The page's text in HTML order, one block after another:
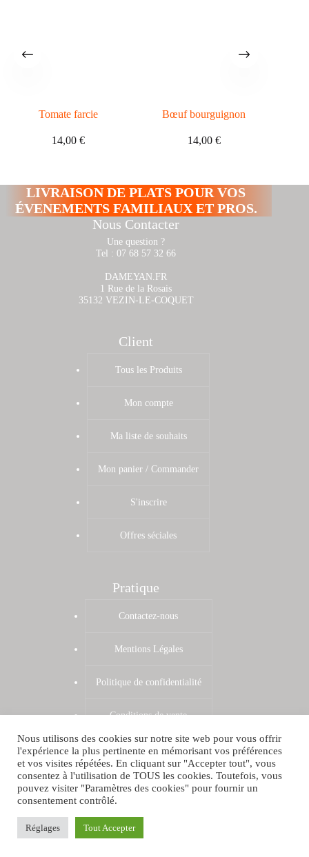
Tomate farcie
14,00 €
Bœuf bourguignon
14,00 €
LIVRAISON DE PLATS POUR VOS
ÉVENEMENTS FAMILIAUX ET PROS.
Nous Contacter
Une question ?
Tel : 07 68 57 32 66
DAMEYAN.FR
1 Rue de la Rosais
35132 VEZIN-LE-COQUET
Client
Tous les Produits
Mon compte
Ma liste de souhaits
Mon panier / Commander
S'inscrire
Offres séciales
Pratique
Contactez-nous
Mentions Légales
Politique de confidentialité
Conditions de vente
Zones de livraison
Shop par VPCRAZY
Copyright © 2026
Dameyan |Mentions
Nous utilisons des cookies sur notre site web pour vous offrir
l'expérience la plus pertinente en mémorisant vos préférences
et vos visites répétées. En cliquant sur "Accepter tout", vous
consentez à l'utilisation de TOUS les cookies. Toutefois, vous
pouvez visiter "Paramètres des cookies" pour fournir un
consentement contrôlé.
Réglages Tout Accepter